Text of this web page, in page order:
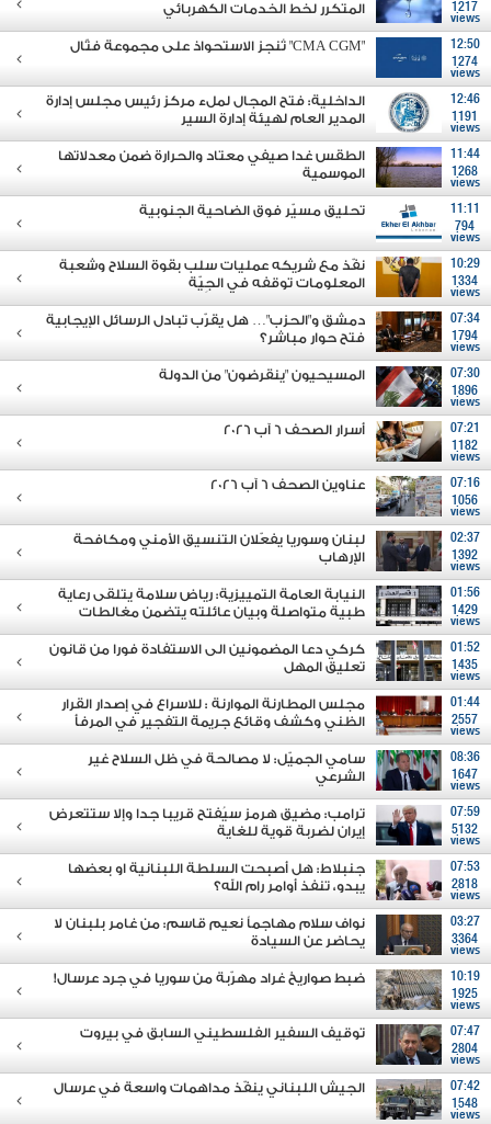
1217
views
المتكرر لخط الخدمات الكهربائي
12:50
1274
views
"CMA CGM" تُنجز الاستحواذ على مجموعة فتّال
12:46
1191
views
الداخلية: فتح المجال لملء مركز رئيس مجلس إدارة
المدير العام لهيئة إدارة السير
11:44
1268
views
الطقس غدا صيفي معتاد والحرارة ضمن معدلاتها
الموسمية
11:11
794
views
تحليق مسيّر فوق الضاحية الجنوبية
10:29
1334
views
نفّذ مع شريكه عمليات سلب بقوة السلاح وشعبة
المعلومات توقفه في الجِيّة
07:34
1794
views
دمشق و"الحزب"… هل يقرّب تبادل الرسائل الإيجابية
فتح حوار مباشر؟
07:30
1896
views
المسيحيون "ينقرضون" من الدولة
07:21
1182
views
أسرار الصحف 6 آب 2026
07:16
1056
views
عناوين الصحف 6 آب 2026
02:37
1392
views
لبنان وسوريا يفعّلان التنسيق الأمني ومكافحة
الإرهاب
01:56
1429
views
النيابة العامة التمييزية: رياض سلامة يتلقى رعاية
طبية متواصلة وبيان عائلته يتضمن مغالطات
01:52
1435
views
كركي دعا المضمونين الى الاستفادة فورا من قانون
تعليق المهل
01:44
2557
views
مجلس المطارنة الموارنة : للاسراع في إصدار القرار
الظني وكشف وقائع جريمة التفجير في المرفأ
08:36
1647
views
سامي الجميّل: لا مصالحة في ظل السلاح غير
الشرعي
07:59
5132
views
ترامب: مضيق هرمز سيُفتح قريبا جدا وإلا ستتعرض
إيران لضربة قوية للغاية
07:53
2818
views
جنبلاط: هل أصبحت السلطة اللبنانية او بعضها
يبدو، تنفذ أوامر رام الله؟
03:27
3364
views
نواف سلام مهاجماً نعيم قاسم: من غامر بلبنان لا
يحاضر عن السيادة
10:19
1925
views
ضبط صواريخ غراد مهرّبة من سوريا في جرد عرسال!
07:47
2804
views
توقيف السفير الفلسطيني السابق في بيروت
07:42
1548
views
الجيش اللبناني ينفّذ مداهمات واسعة في عرسال